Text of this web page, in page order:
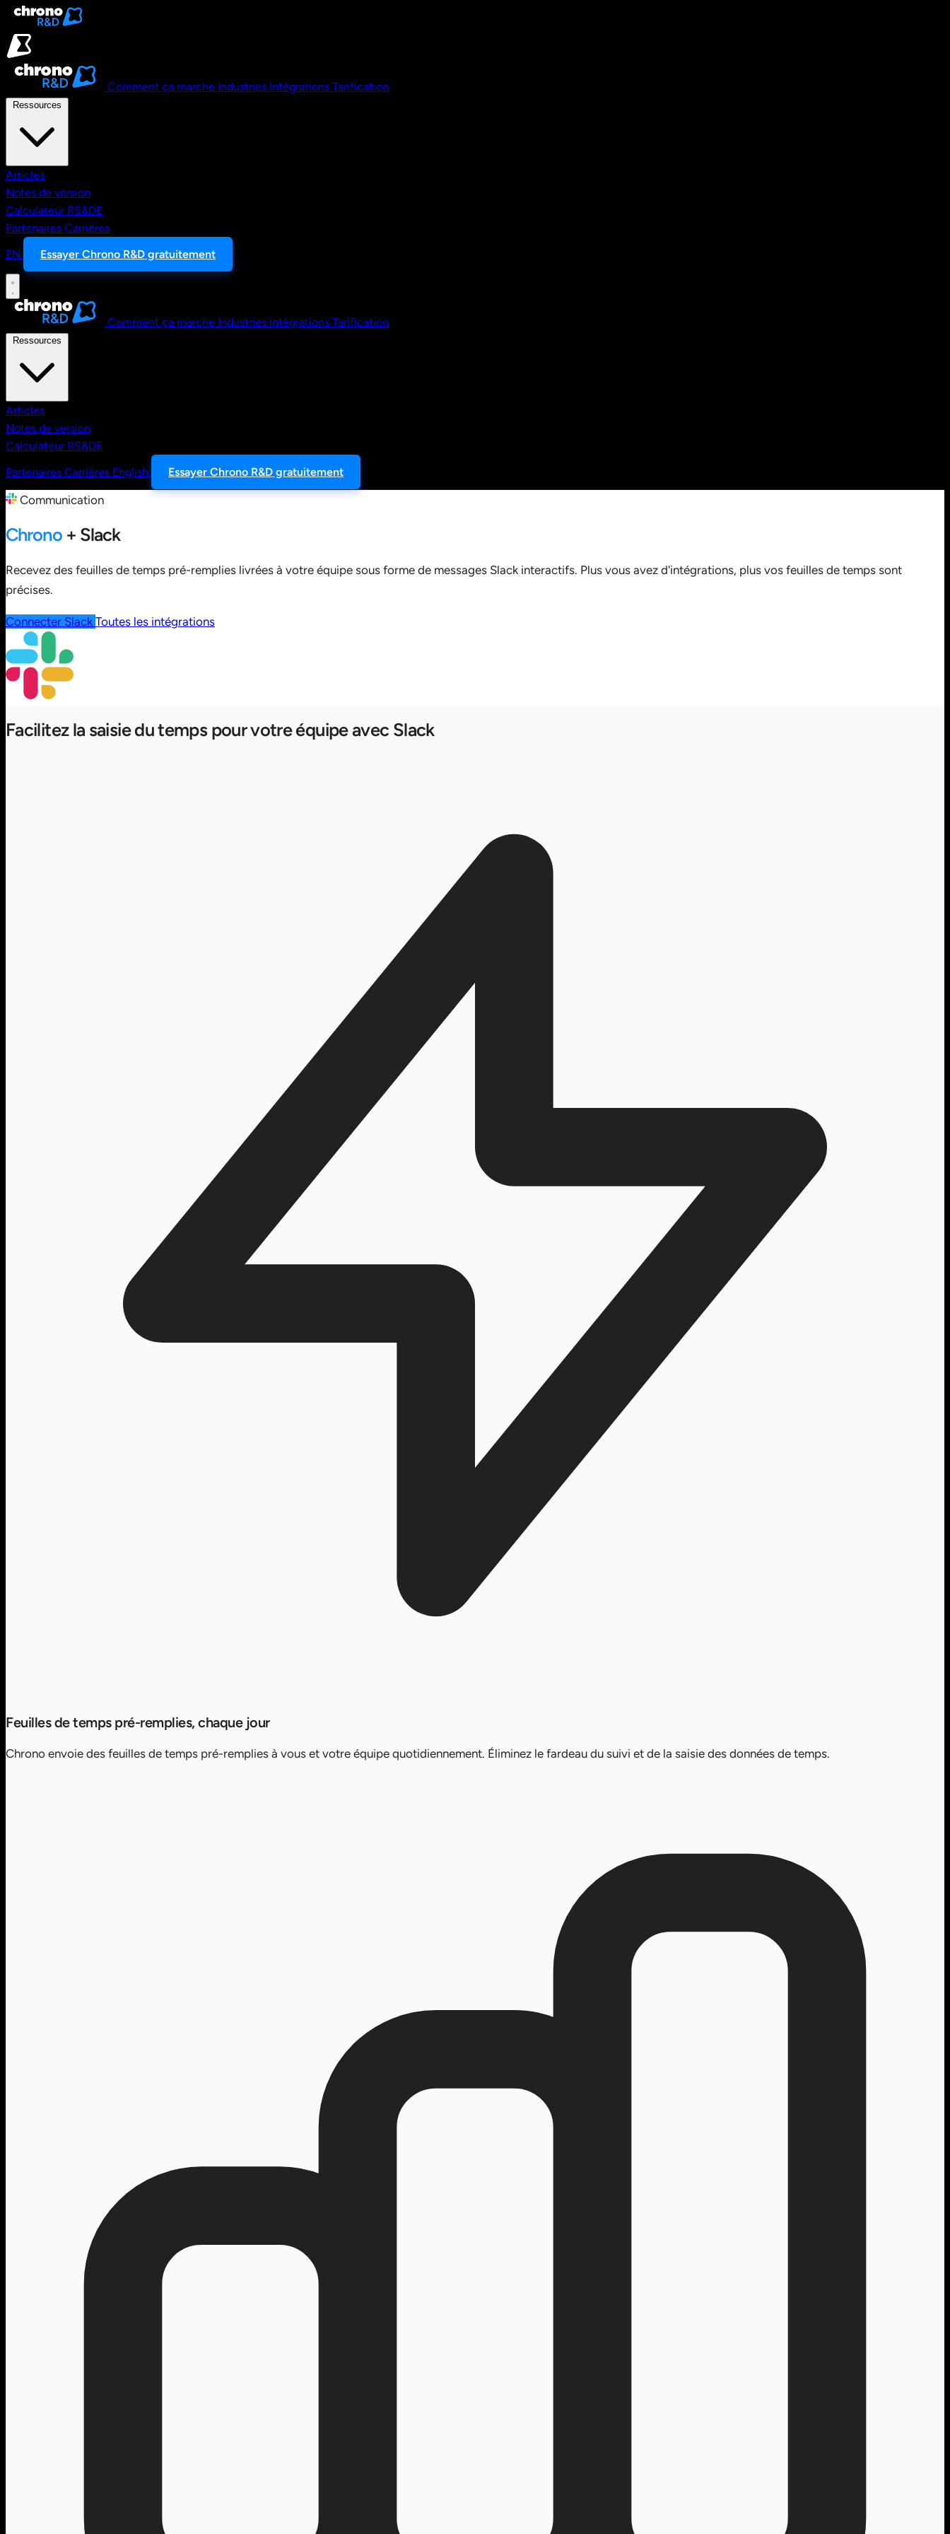
Aller au contenu principal
Comment ça marche Industries Intégrations Tarification
Articles
Notes de version
Calculateur RS&DE
Partenaires Carrières
EN
Essayer Chrono R&D gratuitement
Comment ça marche Industries Intégrations Tarification
Articles
Notes de version
Calculateur RS&DE
Partenaires Carrières English Essayer Chrono R&D gratuitement
Communication
Chrono+ Slack
Recevez des feuilles de temps pré-remplies livrées à votre équipe sous forme de messages Slack interactifs. Plus vous avez d'intégrations, plus vos feuilles de temps sont
précises.
Connecter Slack Toutes les intégrations
Facilitez la saisie du temps pour votre équipe avec Slack
Feuilles de temps pré-remplies, chaque jour
Chrono envoie des feuilles de temps pré-remplies à vous et votre équipe quotidiennement. Éliminez le fardeau du suivi et de la saisie des données de temps.